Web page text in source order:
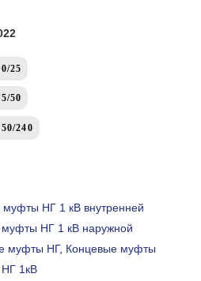
25
50
240
муфты НГ 1 кВ внутренней
НГ 1 кВ наружной
муфты НГ, Концевые муфты
1кВ